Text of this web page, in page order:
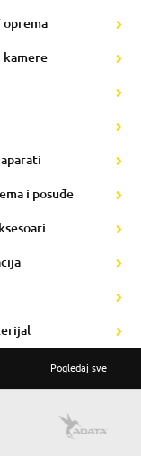
oprema
kamere
i posuđe
Pogledaj sve